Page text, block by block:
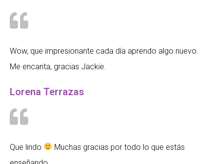
Wow, que impresionante cada día aprendo algo nuevo.
Me encanta, gracias Jackie.
Lorena Terrazas
Que lindo
Muchas gracias por todo lo que estás